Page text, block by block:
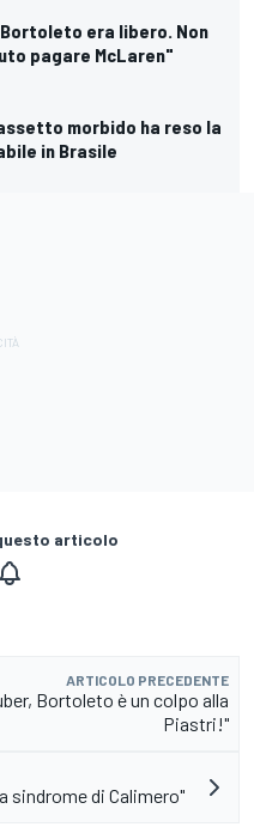
era libero. Non
pagare McLaren"
morbido ha reso la
in Brasile
articolo
ARTICOLO PRECEDENTE
Bortoleto è un colpo alla
Piastri!"
sindrome di Calimero"